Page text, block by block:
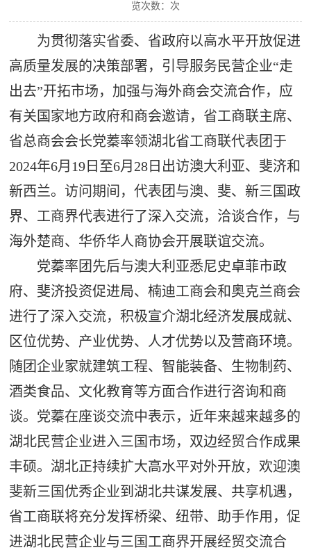
览次数： 次
为贯彻落实省委、省政府以高水平开放促进
高质量发展的决策部署，引导服务民营企业“走
出去”开拓市场，加强与海外商会交流合作，应
有关国家地方政府和商会邀请，省工商联主席、
省总商会会长党蓁率领湖北省工商联代表团于
2024年6月19日至6月28日出访澳大利亚、斐济和
新西兰。访问期间，代表团与澳、斐、新三国政
界、工商界代表进行了深入交流，洽谈合作，与
海外楚商、华侨华人商协会开展联谊交流。
党蓁率团先后与澳大利亚悉尼史卓菲市政
府、斐济投资促进局、楠迪工商会和奥克兰商会
进行了深入交流，积极宣介湖北经济发展成就、
区位优势、产业优势、人才优势以及营商环境。
随团企业家就建筑工程、智能装备、生物制药、
酒类食品、文化教育等方面合作进行咨询和商
谈。党蓁在座谈交流中表示，近年来越来越多的
湖北民营企业进入三国市场，双边经贸合作成果
丰硕。湖北正持续扩大高水平对外开放，欢迎澳
斐新三国优秀企业到湖北共谋发展、共享机遇，
省工商联将充分发挥桥梁、纽带、助手作用，促
进湖北民营企业与三国工商界开展经贸交流合